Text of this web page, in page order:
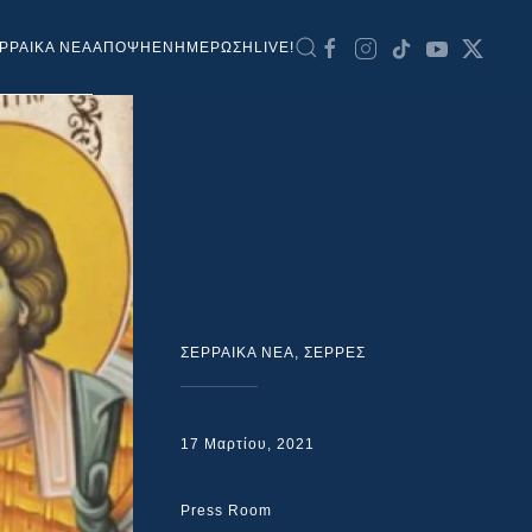
ΝΕΑΑΠΟΨΗ ΕΝΗΜΕΡΩΣΗ LIVE!
ΣΕΡΡΑΙΚΑ ΝΕΑ, ΣΕΡΡΕΣ
17 Μαρτίου, 2021
Press Room